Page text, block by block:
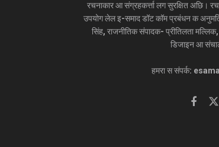
रचनाकार आ संग्रहकर्त्ता लग सुरक्षित अछि।
उपयोग लेल इ-समाद डॉट कॉम प्रबंधन क
सिंह, राजनीतिक संपादक- प्रीतिलता
डिजाइन आ
हमरा स संपर्क: